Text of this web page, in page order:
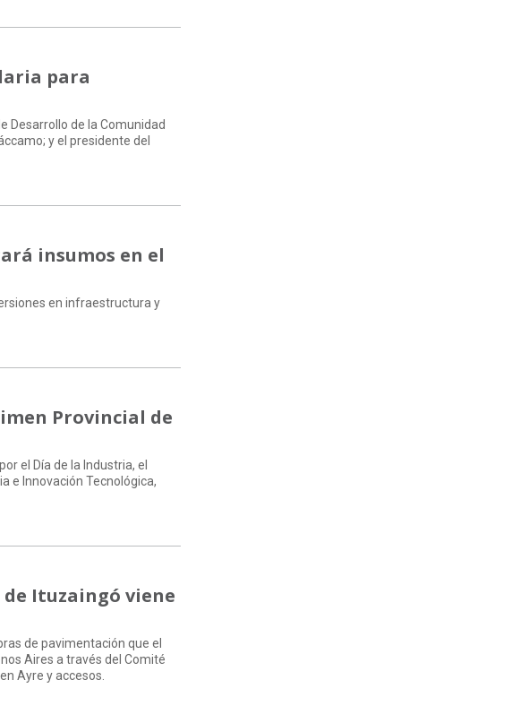
para
Desarrollo de la Comunidad
y el presidente del
insumos en el
en infraestructura y
Provincial de
el Día de la Industria, el
e Innovación Tecnológica,
Ituzaingó viene
de pavimentación que el
Aires a través del Comité
Ayre y accesos.